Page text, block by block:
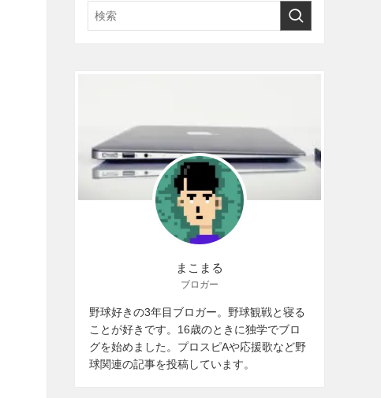
まこまる
ブロガー
野球好きの3年目ブロガー。野球観戦と寝る
ことが好きです。16歳のときに独学でブロ
グを始めました。プロスピAや応援歌など野
球関連の記事を投稿しています。